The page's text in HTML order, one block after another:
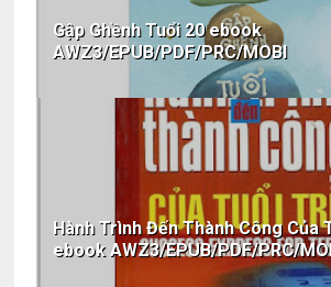
Gập Ghềnh Tuổi 20 ebook
AWZ3/EPUB/PDF/PRC/MOBI
Hành Trình Đến Thành Công Của
ebook AWZ3/EPUB/PDF/PRC/